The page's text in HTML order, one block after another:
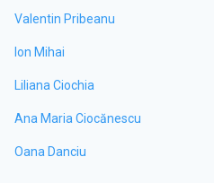
Valentin Pribeanu
Ion Mihai
Liliana Ciochia
Ana Maria Ciocănescu
Oana Danciu